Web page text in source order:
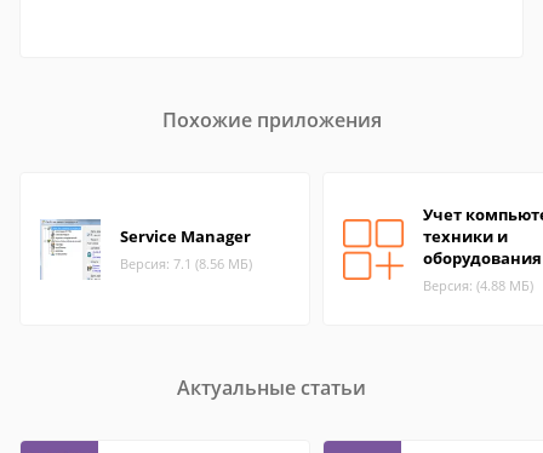
Похожие приложения
Service Manager
Версия: 7.1 (8.56 МБ)
Учет
техники и
оборудования
Версия: (4.88 МБ)
Актуальные статьи